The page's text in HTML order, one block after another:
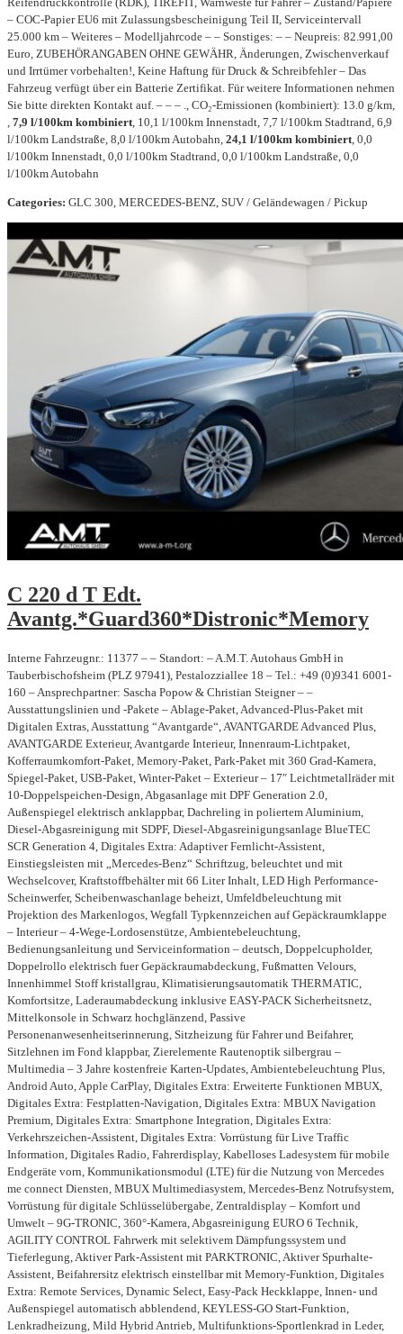
– COC-Papier EU6 mit Zulassungsbescheinigung Teil II, Serviceintervall
25.000 km – Weiteres – Modelljahrcode – – Sonstiges: – – Neupreis: 82.991,00
Euro, ZUBEHÖRANGABEN OHNE GEWÄHR, Änderungen, Zwischenverkauf
und Irrtümer vorbehalten!, Keine Haftung für Druck & Schreibfehler – Das
Fahrzeug verfügt über ein Batterie Zertifikat. Für weitere Informationen nehmen
Sie bitte direkten Kontakt auf. – – – ., CO₂-Emissionen (kombiniert): 13.0 g/km,
, 7,9 l/100km kombiniert, 10,1 l/100km Innenstadt, 7,7 l/100km Stadtrand, 6,9
l/100km Landstraße, 8,0 l/100km Autobahn, 24,1 l/100km kombiniert, 0,0
l/100km Innenstadt, 0,0 l/100km Stadtrand, 0,0 l/100km Landstraße, 0,0
l/100km Autobahn
Categories: GLC 300, MERCEDES-BENZ, SUV / Geländewagen / Pickup
C 220 d T Edt.
Avantg.*Guard360*Distronic*Memory
Interne Fahrzeugnr.: 11377 – – Standort: – A.M.T. Autohaus GmbH in
Tauberbischofsheim (PLZ 97941), Pestalozziallee 18 – Tel.: +49 (0)9341 6001-
160 – Ansprechpartner: Sascha Popow & Christian Steigner – –
Ausstattungslinien und -Pakete – Ablage-Paket, Advanced-Plus-Paket mit
Digitalen Extras, Ausstattung “Avantgarde“, AVANTGARDE Advanced Plus,
AVANTGARDE Exterieur, Avantgarde Interieur, Innenraum-Lichtpaket,
Kofferraumkomfort-Paket, Memory-Paket, Park-Paket mit 360 Grad-Kamera,
Spiegel-Paket, USB-Paket, Winter-Paket – Exterieur – 17″ Leichtmetallräder mit
10-Doppelspeichen-Design, Abgasanlage mit DPF Generation 2.0,
Außenspiegel elektrisch anklappbar, Dachreling in poliertem Aluminium,
Diesel-Abgasreinigung mit SDPF, Diesel-Abgasreinigungsanlage BlueTEC
SCR Generation 4, Digitales Extra: Adaptiver Fernlicht-Assistent,
Einstiegsleisten mit „Mercedes-Benz“ Schriftzug, beleuchtet und mit
Wechselcover, Kraftstoffbehälter mit 66 Liter Inhalt, LED High Performance-
Scheinwerfer, Scheibenwaschanlage beheizt, Umfeldbeleuchtung mit
Projektion des Markenlogos, Wegfall Typkennzeichen auf Gepäckraumklappe
– Interieur – 4-Wege-Lordosenstütze, Ambientebeleuchtung,
Bedienungsanleitung und Serviceinformation – deutsch, Doppelcupholder,
Doppelrollo elektrisch fuer Gepäckraumabdeckung, Fußmatten Velours,
Innenhimmel Stoff kristallgrau, Klimatisierungsautomatik THERMATIC,
Komfortsitze, Laderaumabdeckung inklusive EASY-PACK Sicherheitsnetz,
Mittelkonsole in Schwarz hochglänzend, Passive
Personenanwesenheitserinnerung, Sitzheizung für Fahrer und Beifahrer,
Sitzlehnen im Fond klappbar, Zierelemente Rautenoptik silbergrau –
Multimedia – 3 Jahre kostenfreie Karten-Updates, Ambientebeleuchtung Plus,
Android Auto, Apple CarPlay, Digitales Extra: Erweiterte Funktionen MBUX,
Digitales Extra: Festplatten-Navigation, Digitales Extra: MBUX Navigation
Premium, Digitales Extra: Smartphone Integration, Digitales Extra:
Verkehrszeichen-Assistent, Digitales Extra: Vorrüstung für Live Traffic
Information, Digitales Radio, Fahrerdisplay, Kabelloses Ladesystem für mobile
Endgeräte vorn, Kommunikationsmodul (LTE) für die Nutzung von Mercedes
me connect Diensten, MBUX Multimediasystem, Mercedes-Benz Notrufsystem,
Vorrüstung für digitale Schlüsselübergabe, Zentraldisplay – Komfort und
Umwelt – 9G-TRONIC, 360°-Kamera, Abgasreinigung EURO 6 Technik,
AGILITY CONTROL Fahrwerk mit selektivem Dämpfungssystem und
Tieferlegung, Aktiver Park-Assistent mit PARKTRONIC, Aktiver Spurhalte-
Assistent, Beifahrersitz elektrisch einstellbar mit Memory-Funktion, Digitales
Extra: Remote Services, Dynamic Select, Easy-Pack Heckklappe, Innen- und
Außenspiegel automatisch abblendend, KEYLESS-GO Start-Funktion,
Lenkradheizung, Mild Hybrid Antrieb, Multifunktions-Sportlenkrad in Leder,